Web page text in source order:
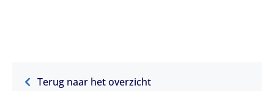
Terug naar het overzicht